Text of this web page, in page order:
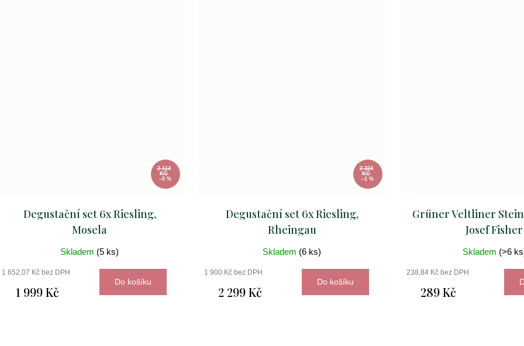
2 114
KČ
–5 %
Degustační set 6x Riesling,
Mosela
Skladem (5 ks)
1 652,07 Kč bez DPH
1 999 Kč
Do košíku
2 324
KČ
–1 %
Degustační set 6x Riesling,
Rheingau
Skladem (6 ks)
1 900 Kč bez DPH
2 299 Kč
Do košíku
Grüner Veltliner
Josef Fisher
Skladem (>6
238,84 Kč bez DPH
289 Kč